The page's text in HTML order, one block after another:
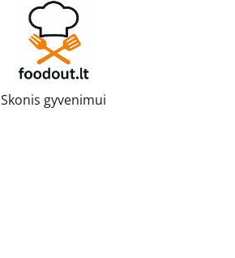
Skonis gyvenimui